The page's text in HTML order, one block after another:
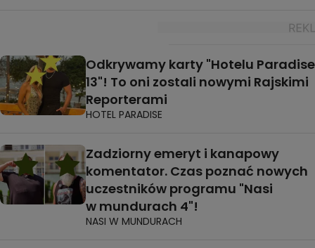
Odkrywamy karty "Hotelu Paradise
13"! To oni zostali nowymi Rajskimi
Reporterami
HOTEL PARADISE
Zadziorny emeryt i kanapowy
komentator. Czas poznać nowych
uczestników programu "Nasi
w mundurach 4"!
NASI W MUNDURACH